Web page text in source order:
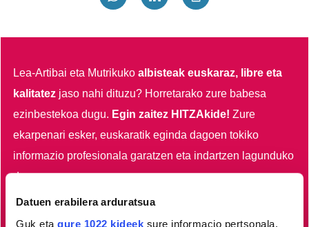
Datuen erabilera arduratsua
Guk eta gure 1022 kideek sure informacio pertsonala,
Lea-Artibai eta Mutrikukoalbisteak euskaraz, libre eta
kalitatez jaso nahi dituzu? Horretarako zure babesa
ezinbestekoa dugu. Egin zaitez HITZAkide!Zure
ekarpenari esker, euskaratik eginda dagoen tokiko
informazio profesionala garatzen eta indartzen lagunduko
duzu.
Egin HITZAkide